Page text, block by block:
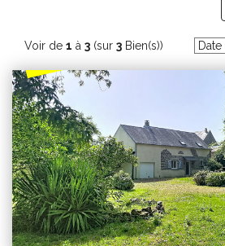
Nos agences
Espace client Nous
Voir de 1 à 3 (sur 3 Bien(s))